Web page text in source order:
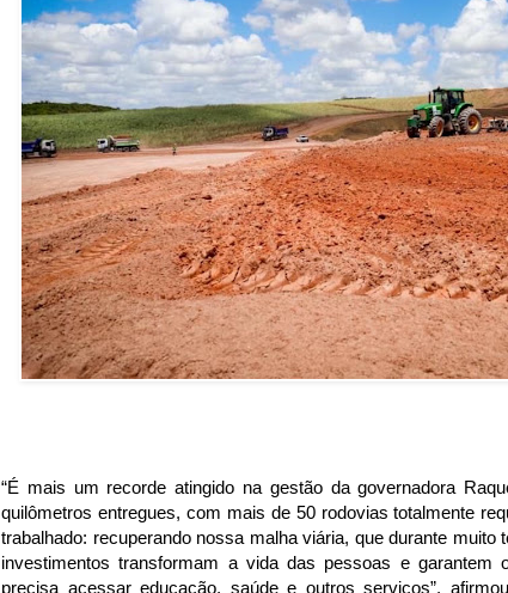
“É mais um recorde atingido na gestão da governadora
quilômetros entregues, com mais de 50 rodovias totalmente
trabalhado: recuperando nossa malha viária, que durante muito
investimentos transformam a vida das pessoas e
precisa acessar educação, saúde e outros serviços”,